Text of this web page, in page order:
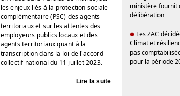
les enjeux liés à la protection sociale
complémentaire (PSC) des agents
territoriaux et sur les attentes des
employeurs publics locaux et des
agents territoriaux quant à la
transcription dans la loi de l'accord
collectif national du 11 juillet 2023.
Lire la suite
ministère fournit
délibération
● Les ZAC
Climat et
pas
pour la période